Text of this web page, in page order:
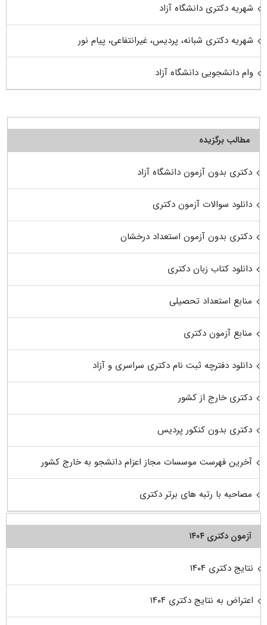
شهریه دکتری دانشگاه آزاد
شهریه دکتری شبانه، پردیس، غیرانتفاعی، پیام نور
وام دانشجویی دانشگاه آزاد
مطالب برگزیده
دکتری بدون آزمون دانشگاه آزاد
دانلود سوالات آزمون دکتری
دکتری بدون آزمون استعداد درخشان
دانلود کتاب زبان دکتری
منابع استعداد تحصیلی
منابع آزمون دکتری
دانلود دفترچه ثبت نام دکتری سراسری و آزاد
دکتری خارج از کشور
دکتری بدون کنکور پردیس
آخرین فهرست موسسات مجاز اعزام دانشجو به خارج کشور
مصاحبه با رتبه های برتر دکتری
آزمون دکتری ۱۴۰۴
نتایج دکتری ۱۴۰۴
اعتراض به نتایج دکتری ۱۴۰۴